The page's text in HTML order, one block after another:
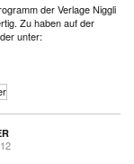
der Verlage Niggli
Zu haben auf der
unter: